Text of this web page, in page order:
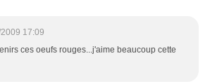
17:09
ces oeufs rouges...j'aime beaucoup cette